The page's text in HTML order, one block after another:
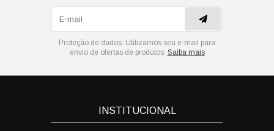
Proteção de dados: Utilizamos seu e-mail para
envio de ofertas de produtos. Saiba mais
INSTITUCIONAL